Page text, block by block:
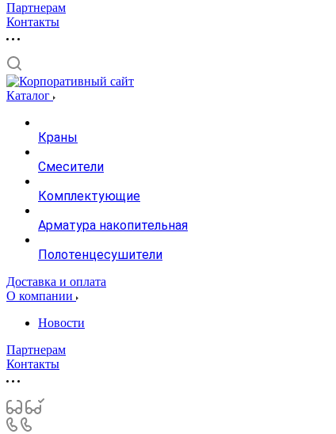
Партнерам
Контакты
Каталог
Краны
Смесители
Комплектующие
Арматура накопительная
Полотенцесушители
Доставка и оплата
О компании
Новости
Партнерам
Контакты